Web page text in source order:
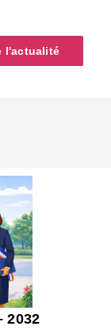
l'actualité
2032